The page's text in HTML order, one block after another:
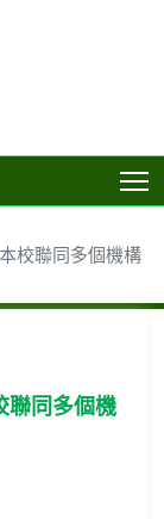
校聯同多個機構
聯同多個機